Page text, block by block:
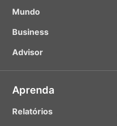
Mundo
Business
Advisor
Aprenda
Relatórios